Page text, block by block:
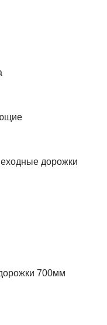
дорожки
700мм